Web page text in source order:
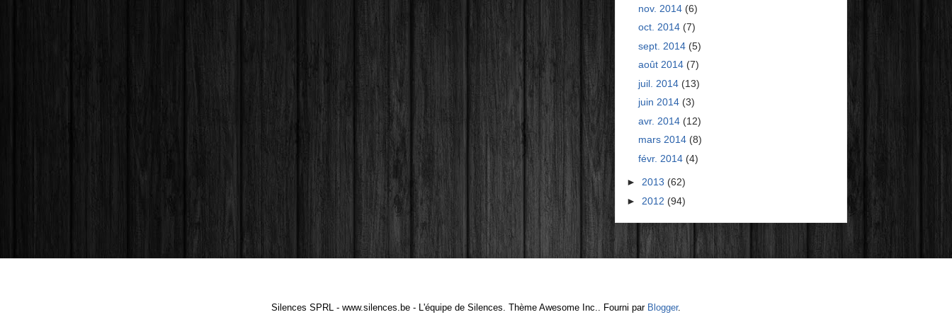
nov. 2014 (6)
oct. 2014 (7)
sept. 2014 (5)
août 2014 (7)
juil. 2014 (13)
juin 2014 (3)
avr. 2014 (12)
mars 2014 (8)
févr. 2014 (4)
► 2013 (62)
► 2012 (94)
Silences SPRL - www.silences.be - L'équipe de Silences. Thème Awesome Inc.. Fourni par Blogger.